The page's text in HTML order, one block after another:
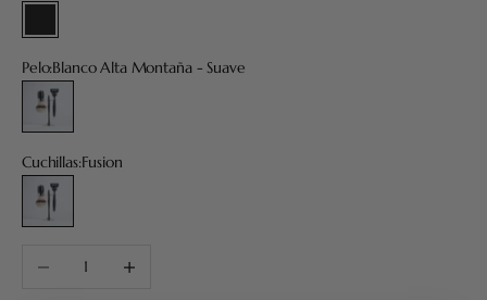
Negro
Pelo:Blanco Alta Montaña - Suave
Blanco Alta Montaña - Suave
Cuchillas:Fusion
Fusion
Reducir cantidad